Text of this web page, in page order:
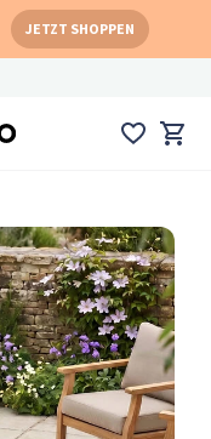
JETZT SHOPPEN